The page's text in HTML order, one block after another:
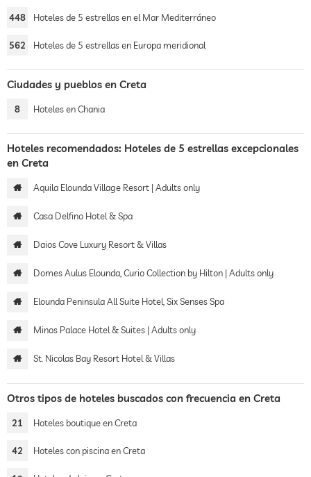
448 Hoteles de 5 estrellas en el Mar Mediterráneo
562 Hoteles de 5 estrellas en Europa meridional
Ciudades y pueblos en Creta
8 Hoteles en Chania
Hoteles recomendados: Hoteles de 5 estrellas excepcionales
en Creta
Aquila Elounda Village Resort | Adults only
Casa Delfino Hotel & Spa
Daios Cove Luxury Resort & Villas
Domes Aulus Elounda, Curio Collection by Hilton | Adults only
Elounda Peninsula All Suite Hotel, Six Senses Spa
Minos Palace Hotel & Suites | Adults only
St. Nicolas Bay Resort Hotel & Villas
Otros tipos de hoteles buscados con frecuencia en Creta
21 Hoteles boutique en Creta
42 Hoteles con piscina en Creta